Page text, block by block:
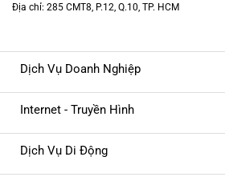
Địa chỉ: 285 CMT8, P.12, Q.10, TP. HCM
Dịch Vụ Doanh Nghiệp
Internet - Truyền Hình
Dịch Vụ Di Động